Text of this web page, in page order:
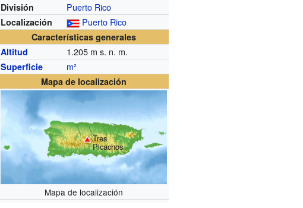
División Puerto Rico
Localización Puerto Rico
Características generales
Altitud
1.205 m s. n. m.
Superficie m²
Mapa de localización
Tres
Picachos
Mapa de localización